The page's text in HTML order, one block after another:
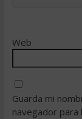
Web
Guarda mi
navegador para